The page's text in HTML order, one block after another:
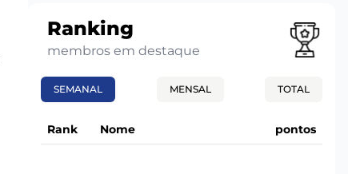
Ranking
membros em destaque
SEMANAL MENSAL TOTAL
Rank Nome pontos